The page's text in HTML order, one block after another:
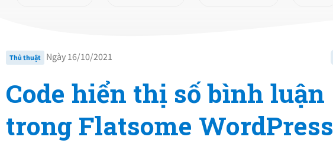
Thủ thuật Ngày 16/10/2021
Code hiển thị số bình luận
trong Flatsome WordPress